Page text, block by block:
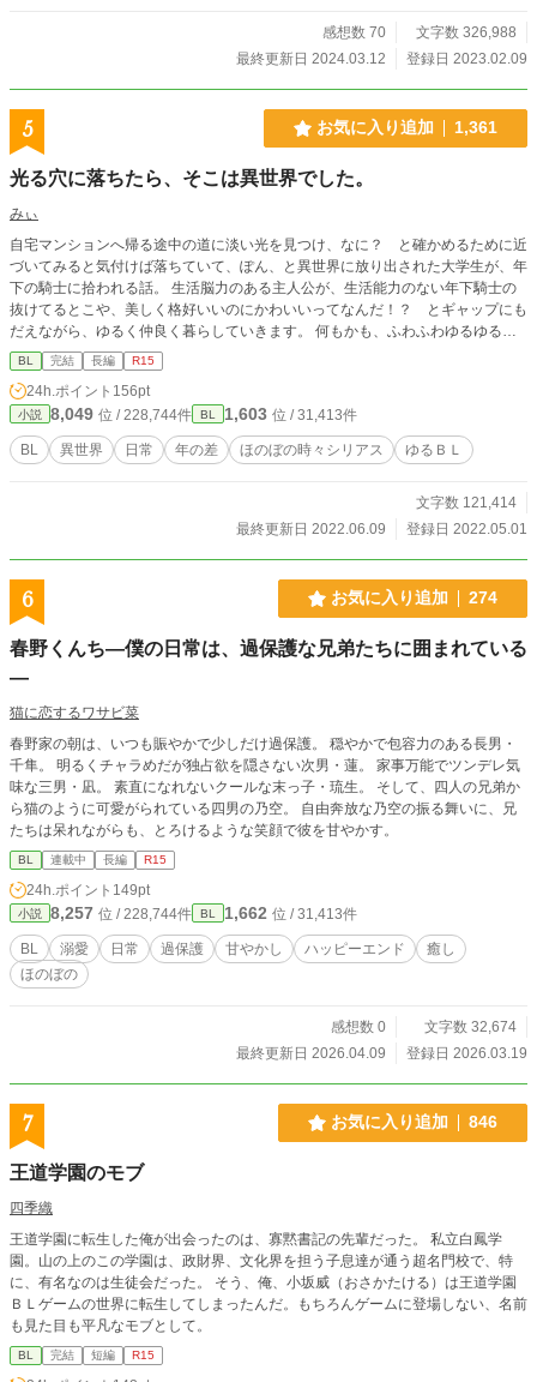
グまで辿り着かせていただきました。 ありがとうございます！
感想数 70
文字数 326,988
最終更新日 2024.03.12
登録日 2023.02.09
5 お気に入り追加 1,361
光る穴に落ちたら、そこは異世界でした。
みぃ
自宅マンションへ帰る途中の道に淡い光を見つけ、なに？ と確かめるために近
づいてみると気付けば落ちていて、ぽん、と異世界に放り出された大学生が、年
下の騎士に拾われる話。 生活脳力のある主人公が、生活能力のない年下騎士の
抜けてるとこや、美しく格好いいのにかわいいってなんだ！？ とギャップにも
だえながら、ゆるく仲良く暮らしていきます。 何もかも、ふわふわゆるゆる。
ですが、描写はなくても主人公は受け、騎士は攻めです。
BL 完結 長編 R15
24h.ポイント 156pt
小説 8,049 位 / 228,744件 BL 1,603 位 / 31,413件
BL 異世界 日常 年の差 ほのぼの時々シリアス ゆるＢＬ
文字数 121,414
最終更新日 2022.06.09
登録日 2022.05.01
6 お気に入り追加 274
春野くんち―僕の日常は、過保護な兄弟たちに囲まれている
―
猫に恋するワサビ菜
春野家の朝は、いつも賑やかで少しだけ過保護。 穏やかで包容力のある長男・
千隼。 明るくチャラめだが独占欲を隠さない次男・蓮。 家事万能でツンデレ気
味な三男・凪。 素直になれないクールな末っ子・琉生。 そして、四人の兄弟か
ら猫のように可愛がられている四男の乃空。 自由奔放な乃空の振る舞いに、兄
たちは呆れながらも、とろけるような笑顔で彼を甘やかす。
BL 連載中 長編 R15
24h.ポイント 149pt
小説 8,257 位 / 228,744件 BL 1,662 位 / 31,413件
BL 溺愛 日常 過保護 甘やかし ハッピーエンド
癒し
ほのぼの
感想数 0
文字数 32,674
最終更新日 2026.04.09
登録日 2026.03.19
7 お気に入り追加 846
王道学園のモブ
四季織
王道学園に転生した俺が出会ったのは、寡黙書記の先輩だった。 私立白鳳学
園。山の上のこの学園は、政財界、文化界を担う子息達が通う超名門校で、特
に、有名なのは生徒会だった。 そう、俺、小坂威（おさかたける）は王道学園
ＢＬゲームの世界に転生してしまったんだ。もちろんゲームに登場しない、名前
も見た目も平凡なモブとして。
BL 完結 短編 R15